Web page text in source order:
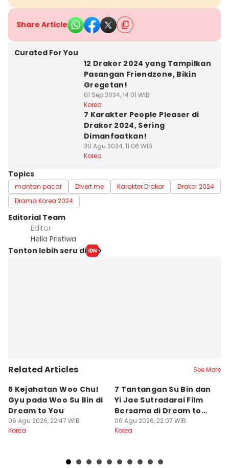
Share Article
Curated For You
12 Drakor 2024 yang Tampilkan
Pasangan Friendzone, Bikin
Gregetan!
01 Sep 2024, 14:01 WIB
Korea
7 Karakter People Pleaser di
Drakor 2024, Sering
Dimanfaatkan!
30 Agu 2024, 11:06 WIB
Korea
Topics
mantan pacar Divert me Karakter Drakor
Drakor 2024
Drama Korea 2024
Editorial Team
Editor
Hella Pristiwa
Tonton lebih seru di
Related Articles See More
5 Kejahatan Woo Chul
Gyu pada Woo Su Bin di
Dream to You
06 Agu 2026, 22:47 WIB
Korea
7 Tantangan Su Bin dan
Yi Jae Sutradarai Film
Bersama di Dream to
You
06 Agu 2026, 22:07 WIB
Korea